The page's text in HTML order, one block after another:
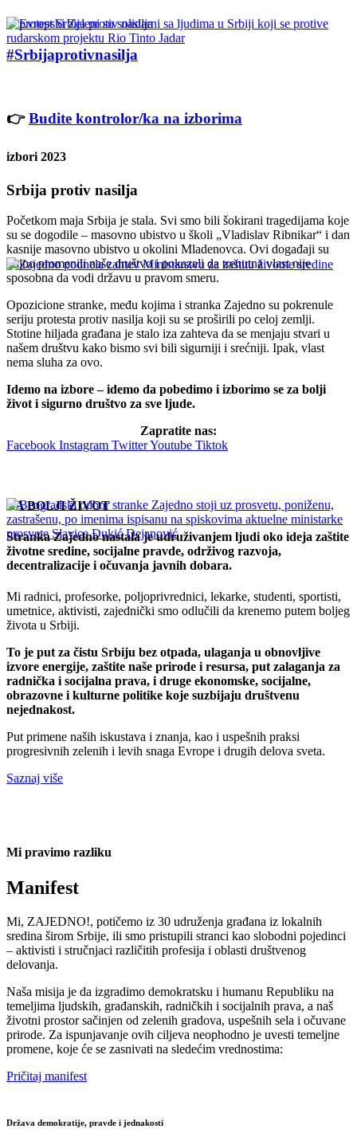
04/10/2024
Srbiji koji se protive rudarskom projektu
26/09/2024
Saznaj više
Zajedno podnela zahtev Ministarstvu za
zaštitu životne sredine
23/09/2024
Saznaj više
Beogradski odbor stranke Zajedno stoji uz
prosvetu, poniženu, zastrašenu, po imenima
ispisanu na spiskovima aktuelne ministarke
prosvete Slavice Đukić Dejanović
18/09/2024
Saznaj više
#Srbijaprotivnasilja
👉Budite kontrolor/ka na izborima
izbori 2023
Srbija protiv nasilja
Početkom maja Srbija je stala. Svi smo bili šokirani tragedijama koje
su se dogodile – masovno ubistvo u školi „Vladislav Ribnikar“ i dan
kasnije masovno ubistvo u okolini Mladenovca. Ovi događaji su
trajno promenili naše društvo i pokazali da trenutna vlast nije
sposobna da vodi državu u pravom smeru.
Opozicione stranke, među kojima i stranka Zajedno su pokrenule
seriju protesta protiv nasilja koji su se proširili po celoj zemlji.
Stotine hiljada građana je stalo iza zahteva da se menjaju stvari u
našem društvu kako bismo svi bili sigurniji i srećniji. Ipak, vlast
nema sluha za ovo.
Idemo na izbore – idemo da pobedimo i izborimo se za bolji
život i sigurno društvo za sve ljude.
Zapratite nas:
Facebook Instagram TwitterYoutube Tiktok
ZA BOLJI ŽIVOT
Stranka Zajedno nastala je udruživanjem ljudi oko ideja zaštite
životne sredine, socijalne pravde, održivog razvoja,
decentralizacije i očuvanja javnih dobara.
Mi radnici, profesorke, poljoprivrednici, lekarke, studenti, sportisti,
umetnice, aktivisti, zajednički smo odlučili da krenemo putem boljeg
života u Srbiji.
To je put za čistu Srbiju bez otpada, ulaganja u obnovljive
izvore energije, zaštite naše prirode i resursa, put zalaganja za
radnička i socijalna prava, i druge ekonomske, socijalne,
obrazovne i kulturne politike koje suzbijaju društvenu
nejednakost.
Put primene naših iskustava i znanja, kao i uspešnih praksi
progresivnih zelenih i levih snaga Evrope i drugih delova sveta.
Saznaj više
Mi pravimo razliku
Manifest
Mi, ZAJEDNO!, potičemo iz 30 udruženja građana iz lokalnih
sredina širom Srbije, ili smo pristupili stranci kao slobodni pojedinci
– aktivisti i stručnjaci različitih profesija i oblasti društvenog
delovanja.
Naša misija je da izgradimo demokratsku i humanu Republiku na
temeljima ljudskih, građanskih, radničkih i socijalnih prava, a naš
životni prostor sačinjen od zelenih gradova, uspešnih sela i očuvane
prirode. Za ispunjavanje ovih ciljeva neophodno je uvesti temeljne
promene, koje će se zasnivati na sledećim vrednostima:
Pričitaj manifest
Država demokratije, pravde i jednakosti